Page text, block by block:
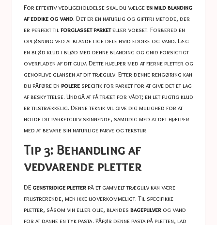
For effektiv vedligeholdelse skal du vælgeen mild blanding
af eddike og vand. Det er en naturlig og giftfri metode, der
er perfekt tilforglasset parketeller vokset. Forbered en
opløsning ved at blande lige dele hvid eddike og vand. Læg
en blød klud i blød med denne blanding og gnid forsigtigt
overfladen af ​​dit gulv. Dette hjælper med at fjerne pletter og
genoplive glansen af ​​dit trægulv. Efter denne rengøring kan
du påføre en polere specifik for parket for at give det et lag
af beskyttelse. Undgå at få træet for vådt; en let fugtig klud
er tilstrækkelig. Denne teknik vil give dig mulighed for at
holde dit parketgulv skinnende, samtidig med at det hjælper
med at bevare sin naturlige farve og tekstur.
Tip 3: Behandling af
vedvarende pletter
DE genstridige pletterpå et gammelt trægulv kan være
frustrerende, men ikke uoverkommeligt. Til specifikke
pletter, såsom vin eller olie, blandes bagepulver og vand
for at danne en tyk pasta. Påfør denne pasta på pletten, lad